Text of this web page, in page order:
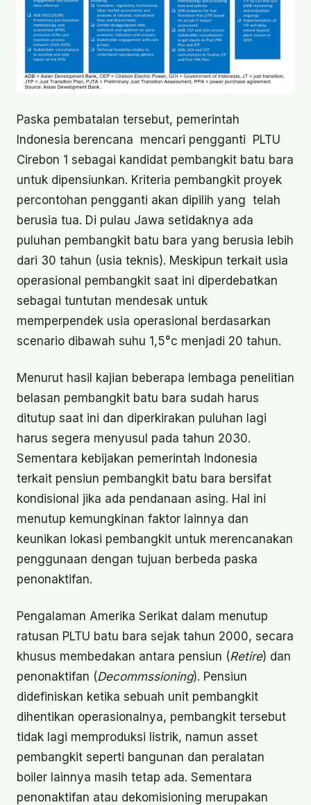
Paska pembatalan tersebut, pemerintah
Indonesia berencana mencari pengganti PLTU
Cirebon 1 sebagai kandidat pembangkit batu bara
untuk dipensiunkan. Kriteria pembangkit proyek
percontohan pengganti akan dipilih yang telah
berusia tua. Di pulau Jawa setidaknya ada
puluhan pembangkit batu bara yang berusia lebih
dari 30 tahun (usia teknis). Meskipun terkait usia
operasional pembangkit saat ini diperdebatkan
sebagai tuntutan mendesak untuk
memperpendek usia operasional berdasarkan
scenario dibawah suhu 1,5°c menjadi 20 tahun.
Menurut hasil kajian beberapa lembaga penelitian
belasan pembangkit batu bara sudah harus
ditutup saat ini dan diperkirakan puluhan lagi
harus segera menyusul pada tahun 2030.
Sementara kebijakan pemerintah Indonesia
terkait pensiun pembangkit batu bara bersifat
kondisional jika ada pendanaan asing. Hal ini
menutup kemungkinan faktor lainnya dan
keunikan lokasi pembangkit untuk merencanakan
penggunaan dengan tujuan berbeda paska
penonaktifan.
Pengalaman Amerika Serikat dalam menutup
ratusan PLTU batu bara sejak tahun 2000, secara
khusus membedakan antara pensiun (Retire) dan
penonaktifan (Decommssioning). Pensiun
didefiniskan ketika sebuah unit pembangkit
dihentikan operasionalnya, pembangkit tersebut
tidak lagi memproduksi listrik, namun asset
pembangkit seperti bangunan dan peralatan
boiler lainnya masih tetap ada. Sementara
penonaktifan atau dekomisioning merupakan